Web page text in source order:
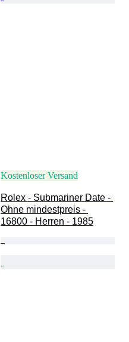
Kostenloser Versand
Rolex - Submariner Date -
Ohne mindestpreis -
16800 - Herren - 1985